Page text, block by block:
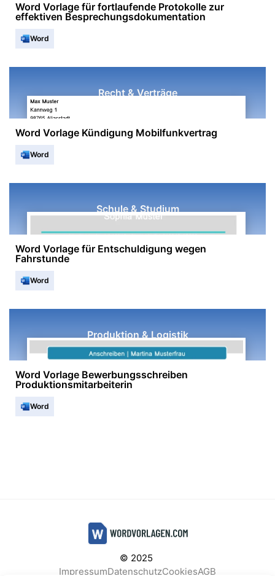
Word Vorlage für fortlaufende Protokolle zur
effektiven Besprechungsdokumentation
Word
Recht & Verträge
Word Vorlage Kündigung Mobilfunkvertrag
Word
Schule & Studium
Word Vorlage für Entschuldigung wegen
Fahrstunde
Word
Produktion & Logistik
Word Vorlage Bewerbungsschreiben
Produktionsmitarbeiterin
Word
© 2025
ImpressumDatenschutzCookiesAGB